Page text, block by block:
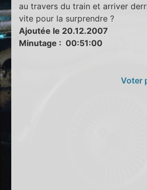
au travers du train et arriver
vite pour la surprendre ?
Ajoutée le 20.12.2007
Minutage : 00:51:00
Voter